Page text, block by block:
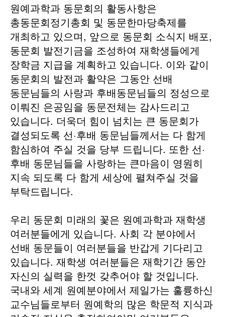
원예과학과 동문회의 활동사항은
총동문회정기총회 및 동문한마당축제를
개최하고 있으며, 앞으로 동문회 소식지 배포,
동문회 발전기금을 조성하여 재학생들에게
장학금 지급을 계획하고 있습니다. 이와 같이
동문회의 발전과 활약은 그동안 선배
동문님들의 사랑과 후배동문님들의 정성으로
이뤄진 은공임을 동문전체는 감사드리고
있습니다. 더욱더 힘이 넘치는 큰 동문회가
결성되도록 선·후배 동문님들께서는 다 함게
함심하여 주실 것을 당부 드립니다. 또한 선·
후배 동문님들을 사랑하는 큰마음이 영원히
지속 되도록 다 함게 세상에 펼쳐주실 것을
부탁드립니다.
우리 동문회 미래의 꽃은 원예과학과 재학생
여러분들에게 있습니다. 사회 각 분야에서
선배 동문들이 여러분들을 반갑게 기다리고
있습니다. 재학생 여러분들은 재학기간 동안
자신의 실력을 한껏 갖추어야 할 것입니다.
국내와 세계 원예분야에서 제일가는 훌륭하신
교수님들로부터 원예학의 많은 학문적 지식과